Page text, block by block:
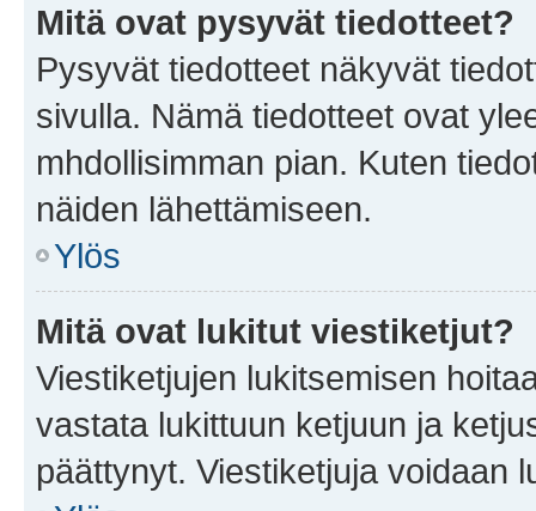
Mitä ovat pysyvät tiedotteet?
Pysyvät tiedotteet näkyvät
sivulla. Nämä tiedotteet ovat
mhdollisimman pian. Kuten
näiden lähettämiseen.
Ylös
Mitä ovat lukitut viestiketjut?
Viestiketjujen lukitsemisen
vastata lukittuun ketjuun ja
päättynyt. Viestiketjuja voidaan